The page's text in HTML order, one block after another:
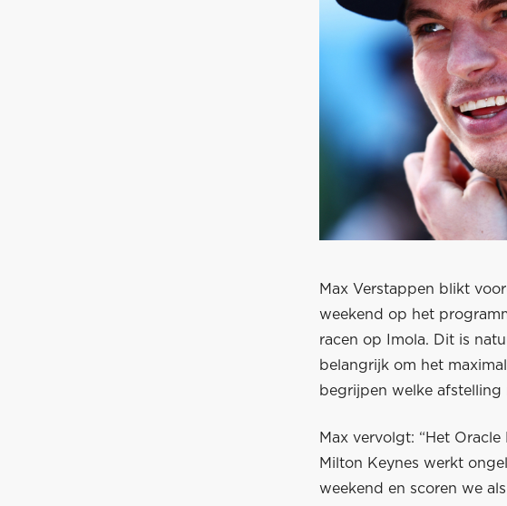
Max Verstappen blikt
weekend op het
racen op Imola. Dit is
belangrijk om het
begrijpen welke
Max vervolgt: “Het
Milton Keynes werkt
weekend en scoren we